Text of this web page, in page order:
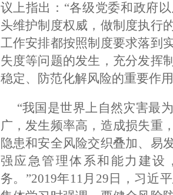
议上指出：“各级党委和政府
头维护制度权威，做制度执行
工作安排都按照制度要求落到
失度等问题的发生，充分发挥
稳定、防范化解风险的重要作
“我国是世界上自然灾害最
广，发生频率高，造成损失重
隐患和安全风险交织叠加、易
强应急管理体系和能力建设
务。”2019年11月29日，习近